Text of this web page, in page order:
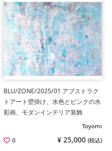
BLU/ZONE/2025/01 アブストラク
トアート壁掛け、水色とピンクの水
彩画、モダンインテリア装飾
Toyomi
0
¥ 25,000 (税込)